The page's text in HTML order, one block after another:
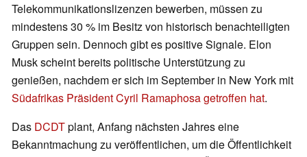
Telekommunikationslizenzen bewerben, müssen zu
mindestens 30 % im Besitz von historisch benachteiligten
Gruppen sein. Dennoch gibt es positive Signale. Elon
Musk scheint bereits politische Unterstützung zu
genießen, nachdem er sich im September in New York mit
Südafrikas Präsident Cyril Ramaphosa getroffen hat.
Das DCDTplant, Anfang nächsten Jahres eine
Bekanntmachung zu veröffentlichen, um die Öffentlichkeit